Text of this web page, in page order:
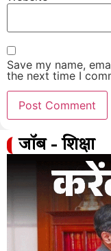
Save my name,
the next time I
जॉब - शिक्षा